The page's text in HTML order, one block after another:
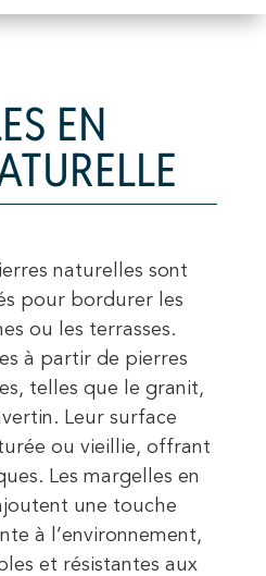
EN
naturelles sont
pour bordurer les
ou les terrasses.
à partir de pierres
telles que le granit,
Leur surface
ou vieillie, offrant
Les margelles en
une touche
à l’environnement,
et résistantes aux